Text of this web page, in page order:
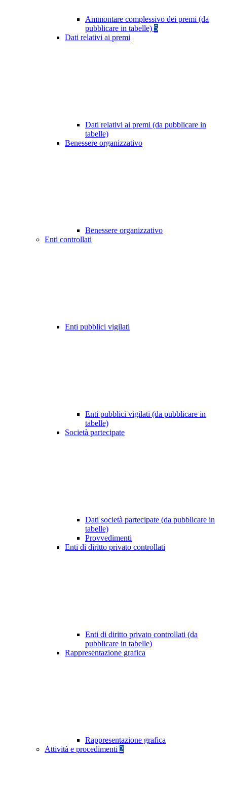
Ammontare complessivo dei premi (da
pubblicare in tabelle) 5
Dati relativi ai premi
Dati relativi ai premi (da pubblicare in
tabelle)
Benessere organizzativo
Benessere organizzativo
Enti controllati
Enti pubblici vigilati
Enti pubblici vigilati (da pubblicare in
tabelle)
Società partecipate
Dati società partecipate (da pubblicare in
tabelle)
Provvedimenti
Enti di diritto privato controllati
Enti di diritto privato controllati (da
pubblicare in tabelle)
Rappresentazione grafica
Rappresentazione grafica
Attività e procedimenti 2